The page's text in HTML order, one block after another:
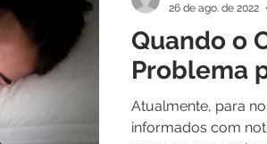
Quando o
Problema
Atualmente, para
informados com
26 de ago. de 2022